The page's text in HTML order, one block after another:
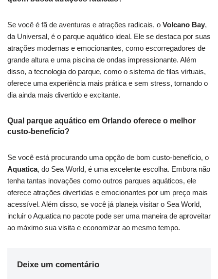
Se você é fã de aventuras e atrações radicais, o Volcano Bay,
da Universal, é o parque aquático ideal. Ele se destaca por suas
atrações modernas e emocionantes, como escorregadores de
grande altura e uma piscina de ondas impressionante. Além
disso, a tecnologia do parque, como o sistema de filas virtuais,
oferece uma experiência mais prática e sem stress, tornando o
dia ainda mais divertido e excitante.
Qual parque aquático em Orlando oferece o melhor
custo-benefício?
Se você está procurando uma opção de bom custo-benefício, o
Aquatica, do Sea World, é uma excelente escolha. Embora não
tenha tantas inovações como outros parques aquáticos, ele
oferece atrações divertidas e emocionantes por um preço mais
acessível. Além disso, se você já planeja visitar o Sea World,
incluir o Aquatica no pacote pode ser uma maneira de aproveitar
ao máximo sua visita e economizar ao mesmo tempo.
Deixe um comentário